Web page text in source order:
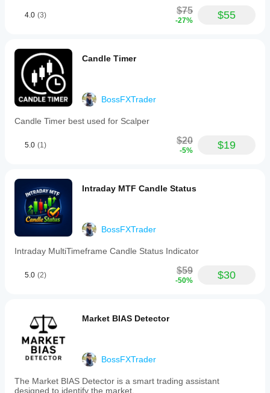
4.0 (3) $75
-27% $55
Candle Timer
BossFXTrader
Candle Timer best used for Scalper
5.0 (1) $20
-5% $19
Intraday MTF Candle Status
BossFXTrader
Intraday MultiTimeframe Candle Status Indicator
5.0 (2) $59
-50% $30
Market BIAS Detector
BossFXTrader
The Market BIAS Detector is a smart trading assistant
designed to identify the market.